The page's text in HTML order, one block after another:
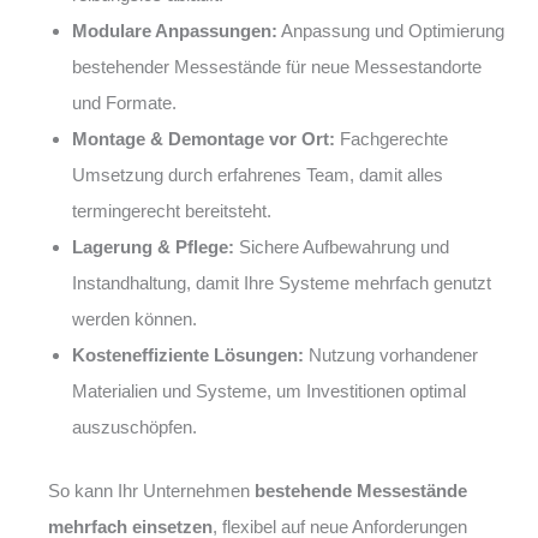
Modulare Anpassungen: Anpassung und Optimierung
bestehender Messestände für neue Messestandorte
und Formate.
Montage & Demontage vor Ort: Fachgerechte
Umsetzung durch erfahrenes Team, damit alles
termingerecht bereitsteht.
Lagerung & Pflege: Sichere Aufbewahrung und
Instandhaltung, damit Ihre Systeme mehrfach genutzt
werden können.
Kosteneffiziente Lösungen: Nutzung vorhandener
Materialien und Systeme, um Investitionen optimal
auszuschöpfen.
So kann Ihr Unternehmen bestehende Messestände
mehrfach einsetzen, flexibel auf neue Anforderungen